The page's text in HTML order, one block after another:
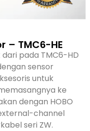
– TMC6-HE
pada TMC6-HD
sensor
untuk
ke
dengan HOBO
external-channel
seri ZW.